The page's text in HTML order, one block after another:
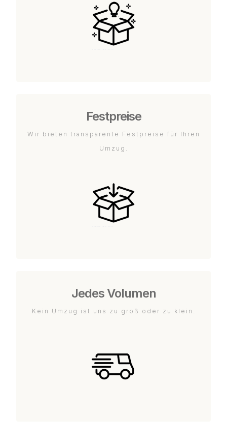
Festpreise
Wir bieten transparente Festpreise für Ihren
Umzug.
Jedes Volumen
Kein Umzug ist uns zu groß oder zu klein.